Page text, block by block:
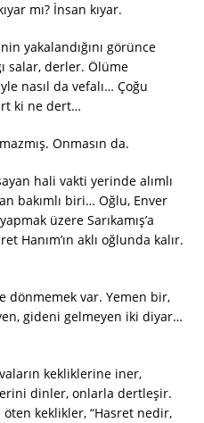
mı? İnsan kıyar.
yakalandığını görünce
salar, derler. Ölüme
nasıl da vefalı… Çoğu
ki ne dert…
Onmasın da.
hali vakti yerinde alımlı
bakımlı biri… Oğlu, Enver
üzere Sarıkamış’a
Hanım’ın aklı oğlunda kalır.
dönmemek var. Yemen bir,
gideni gelmeyen iki diyar…
kekliklerine iner,
dinler, onlarla dertleşir.
keklikler, “Hasret nedir,